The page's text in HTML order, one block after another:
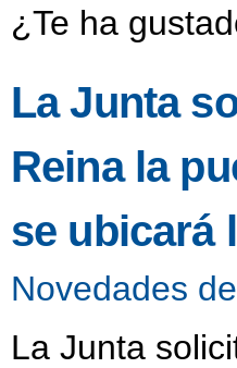
¿Te ha
La Junta
Reina la
se ubicará
Novedades
La Junta